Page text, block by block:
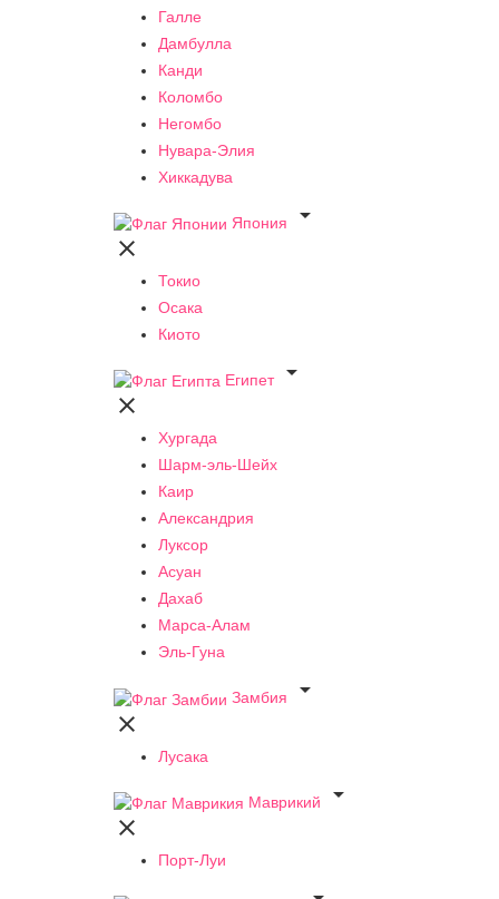
Галле
Дамбулла
Канди
Коломбо
Негомбо
Нувара-Элия
Хиккадува
Япония


Токио
Осака
Киото
Египет


Хургада
Шарм-эль-Шейх
Каир
Александрия
Луксор
Асуан
Дахаб
Марса-Алам
Эль-Гуна
Замбия


Лусака
Маврикий


Порт-Луи